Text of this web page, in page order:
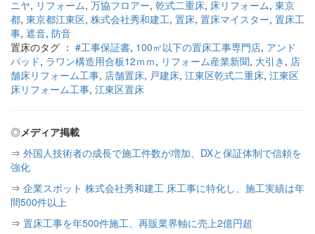
ニヤ, リフォーム, 万協フロアー, 乾式二重床, 床リフォーム, 東京
都, 東京都江東区, 株式会社秀和建工, 置床, 置床マイスター, 置床工
事, 遮音, 防音
置床のタグ ： #工事保証書, 100㎡以下の置床工事専門店, アンド
パッド, ラワン構造用合板12ｍｍ, リフォーム産業新聞, 大引き , 店
舗床リフォーム工事, 店舗置床, 戸建床, 江東区乾式二重床, 江東区
床リフォーム工事, 江東区置床
◎メディア掲載
⇒ 外国人技術者の成長で施工件数が増加、DXと保証体制で信頼を
強化
⇒ 企業スポット 株式会社秀和建工 床工事に特化し、施工実績は年
間500件以上
⇒ 置床工事を年500件施工、再販業界軸に売上2億円超